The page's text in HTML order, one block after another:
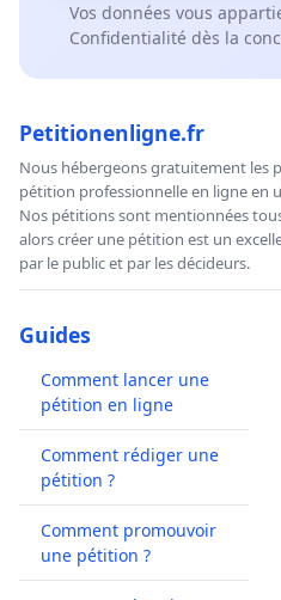
Vos données vous
Confidentialité dès la
Petitionenligne.fr
Nous hébergeons gratuitement les
pétition professionnelle en ligne en
Nos pétitions sont mentionnées
alors créer une pétition est un
par le public et par les décideurs.
Guides
Comment lancer une
pétition en ligne
Comment rédiger une
pétition ?
Comment promouvoir
une pétition ?